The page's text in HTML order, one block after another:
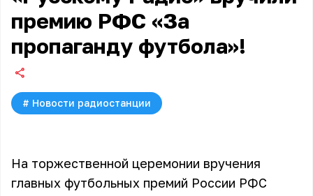
премию РФС «За
пропаганду футбола»!
# Новости радиостанции
На торжественной церемонии вручения
главных футбольных премий России РФС